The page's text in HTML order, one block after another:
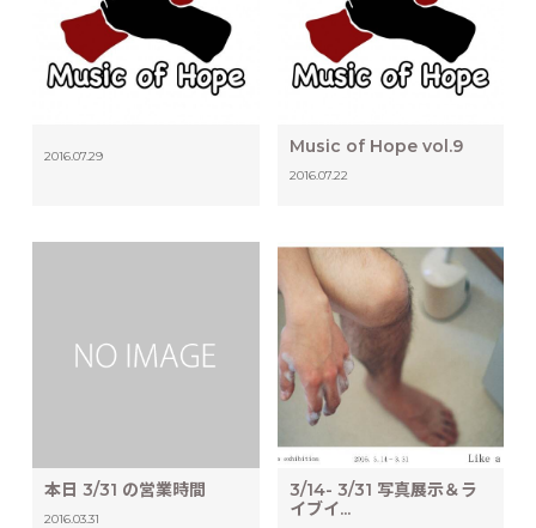
2016.07.29 Music of Hope vol.9
2016.07.22
本日 3/31 の営業時間
2016.03.31
3/14- 3/31 写真展示＆ラ
イブイ...